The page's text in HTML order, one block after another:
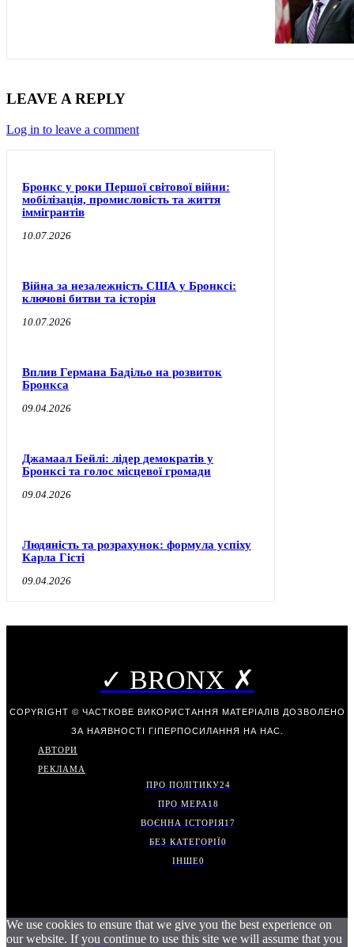
LEAVE A REPLY
Log in to leave a comment
Бронкс у роки Першої світової війни:
мобілізація, промисловість та життя
іммігрантів
10.07.2026
Війна за незалежність США у Бронксі:
ключові битви та історія
10.07.2026
Вплив Германа Бадільо на розвиток
Бронкса
09.04.2026
Джамаал Бейлі: лідер демократів у
Бронксі та голос місцевої громади
09.04.2026
Людяність та розрахунок: формула успіху
Карла Гісті
09.04.2026
✓ BRONX ✗
COPYRIGHT © ЧАСТКОВЕ ВИКОРИСТАННЯ МАТЕРІАЛІВ ДОЗВОЛЕНО
ЗА НАЯВНОСТІ ГІПЕРПОСИЛАННЯ НА НАС.
АВТОРИ
РЕКЛАМА
ПРО ПОЛІТИКУ24
ПРО МЕРА 18
ВОЄННА ІСТОРІЯ17
БЕЗ КАТЕГОРІЇ0
ІНШЕ0
We use cookies to ensure that we give you the best experience on
our website. If you continue to use this site we will assume that you